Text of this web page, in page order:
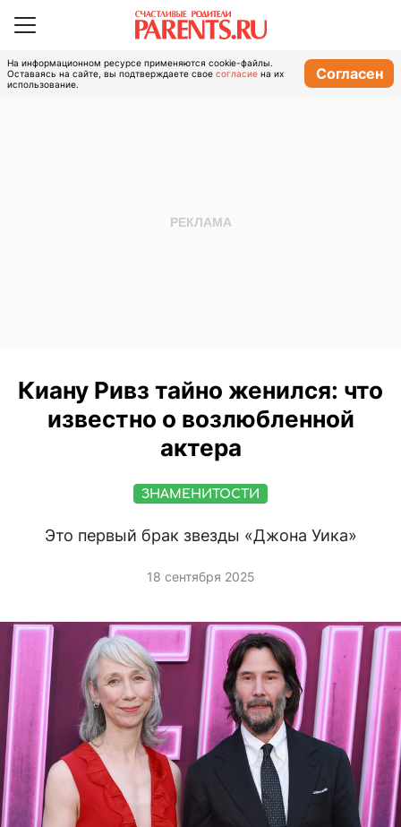
На информационном ресурсе применяются cookie-файлы.
Оставаясь на сайте, вы подтверждаете свое согласие на их
использование.
Согласен
Киану Ривз тайно женился: что
известно о возлюбленной
актера
ЗНАМЕНИТОСТИ
Это первый брак звезды «Джона Уика»
18 сентября 2025